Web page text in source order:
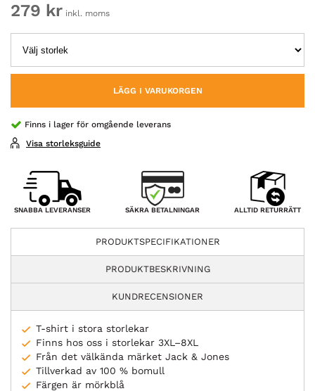
279 kr inkl. moms
LÄGG I VARUKORGEN
Finns i lager för omgående leverans
Visa storleksguide
SNABBA LEVERANSER SÄKRA BETALNINGAR ALLTID RETURRÄTT
PRODUKTSPECIFIKATIONER
PRODUKTBESKRIVNING
KUNDRECENSIONER
T-shirt i stora storlekar
Finns hos oss i storlekar 3XL–8XL
Från det välkända märket Jack & Jones
Tillverkad av 100 % bomull
Färgen är mörkblå